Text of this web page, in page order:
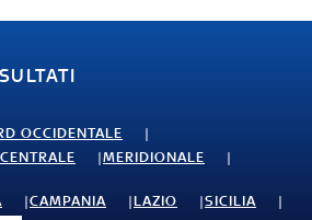
OCCIDENTALE
CENTRALE
MERIDIONALE
CAMPANIA LAZIO
SICILIA